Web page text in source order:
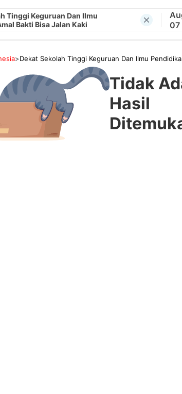
Tinggi Keguruan Dan Ilmu
Bakti Bisa Jalan Kaki
07
>Dekat Sekolah Tinggi Keguruan Dan Ilmu
Tidak
Hasil